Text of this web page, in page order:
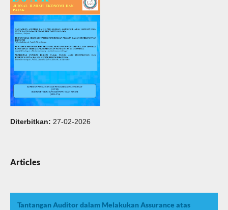
Diterbitkan: 27-02-2026
Articles
Tantangan Auditor dalam Melakukan Assurance atas